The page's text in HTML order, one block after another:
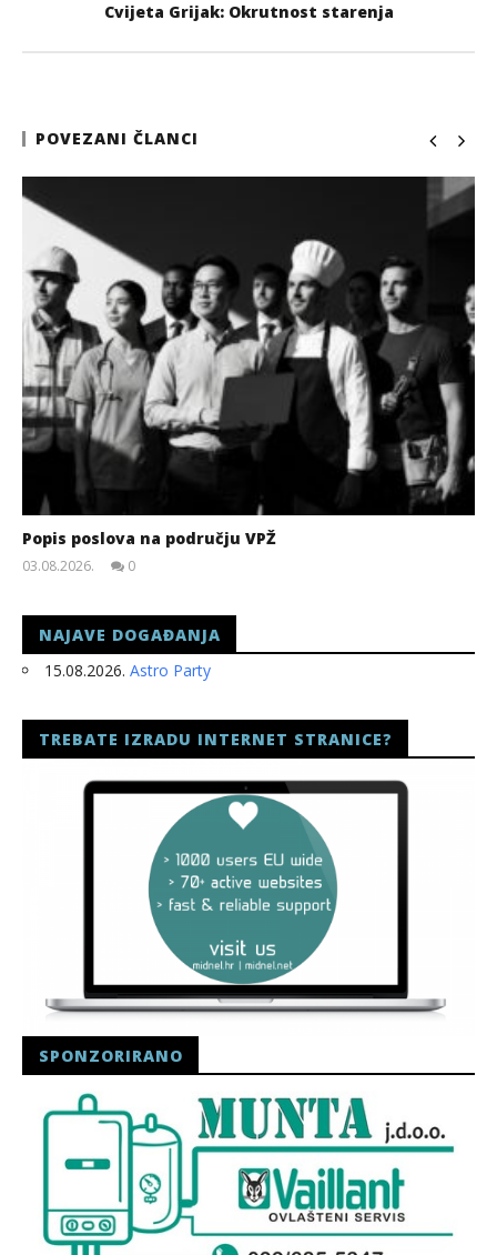
Cvijeta Grijak: Okrutnost starenja
POVEZANI ČLANCI
Popis poslova na području VPŽ
03.08.2026.
0
NAJAVE DOGAĐANJA
15.08.2026. Astro Party
TREBATE IZRADU INTERNET STRANICE?
SPONZORIRANO